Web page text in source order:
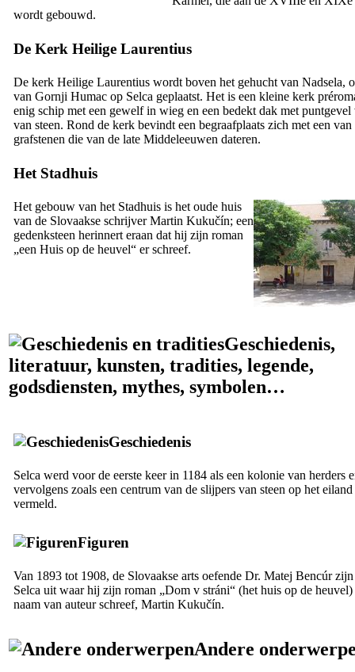
wordt gebouwd.
De Kerk Heilige Laurentius
De kerk Heilige Laurentius wordt boven het gehucht van Nadsela,
van Gornji Humac op Selca geplaatst. Het is een kleine kerk
enig schip met een gewelf in wieg en een bedekt dak met puntgevel
van steen. Rond de kerk bevindt een begraafplaats zich met een van
grafstenen die van de late Middeleeuwen dateren.
Het Stadhuis
Het gebouw van het Stadhuis is het oude huis
van de Slovaakse schrijver Martin Kukučín; een
gedenksteen herinnert eraan dat hij zijn roman
„een Huis op de heuvel“ er schreef.
Geschiedenis,
literatuur, kunsten, tradities, legende,
godsdiensten, mythes, symbolen…
Geschiedenis
Selca werd voor de eerste keer in 1184 als een kolonie van herders
vervolgens zoals een centrum van de slijpers van steen op het
vermeld.
Figuren
Van 1893 tot 1908, de Slovaakse arts oefende Dr. Matej Bencúr zijn
Selca uit waar hij zijn roman „Dom v stráni“ (het huis op de
naam van auteur schreef, Martin Kukučín.
Andere